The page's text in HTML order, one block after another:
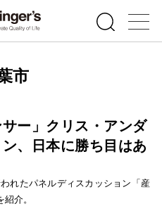
市
サー」クリス・アンダ
、日本に勝ち目はあ
れたパネルディスカッション「産
介。